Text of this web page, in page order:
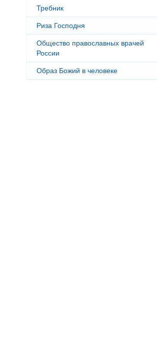
Требник
Риза Господня
Общество православных врачей
России
Образ Божий в человеке